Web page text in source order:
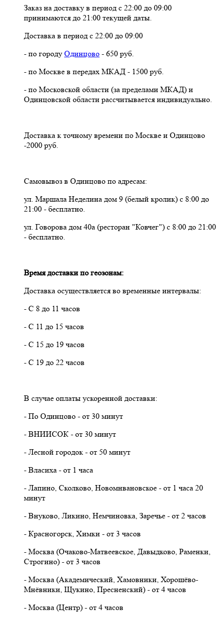
Заказ на доставку в период с 22:00 до 09:00
принимаются до 21:00 текущей даты.
Доставка в период с 22:00 до 09:00
- по городу Одинцово - 650 руб.
- по Москве в передах МКАД - 1500 руб.
- по Московской области (за пределами МКАД) и
Одинцовской области рассчитывается индивидуально.
Доставка к точному времени по Москве и Одинцово
-2000 руб.
Самовывоз в Одинцово по адресам:
ул. Маршала Неделина дом 9 (белый кролик) с 8:00 до
21:00 - бесплатно.
ул. Говорова дом 40а (ресторан "Ковчег") с 8:00 до 21:00
- бесплатно.
Время доставки по геозонам:
Доставка осуществляется во временные интервалы:
- С 8 до 11 часов
- С 11 до 15 часов
- С 15 до 19 часов
- С 19 до 22 часов
В случае оплаты ускоренной доставки:
- По Одинцово - от 30 минут
- ВНИИСОК - от 30 минут
- Лесной городок - от 50 минут
- Власиха - от 1 часа
- Лапино, Сколково, Новомнвановское - от 1 часа 20
минут
- Внуково, Ликино, Немчиновка, Заречье - от 2 часов
- Красногорск, Химки - от 3 часов
- Москва (Очаково-Матвеевское, Давыдково, Раменки,
Строгино) - от 3 часов
- Москва (Академический, Хамовники, Хорошёво-
Мнёвники, Щукино, Пресненский) - от 4 часов
- Москва (Центр) - от 4 часов